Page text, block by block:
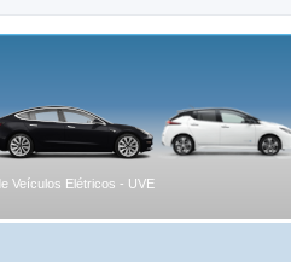
Veículos Elétricos - UVE